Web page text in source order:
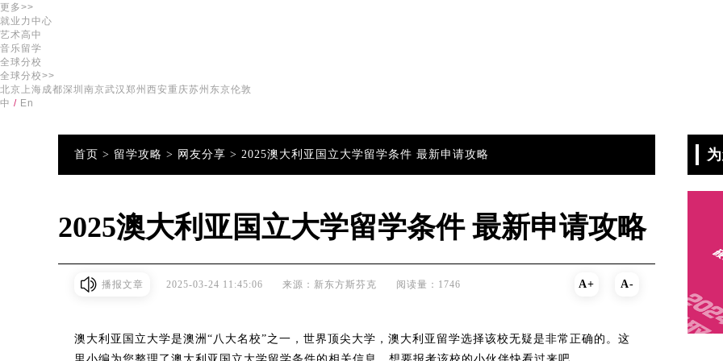
更多>>
就业力中心
艺术高中
音乐留学
全球分校
全球分校>>
北京 上海成都深圳 南京武汉 郑州 西安重庆苏州 东京伦敦
中 / En
首页 > 留学攻略 > 网友分享 > 2025澳大利亚国立大学留学条件 最新申请攻略
2025澳大利亚国立大学留学条件 最新申请攻略
播报文章 2025-03-24 11:45:06 来源：新东方斯芬克 阅读量：1746 A+ A-
澳大利亚国立大学是澳洲“八大名校”之一，世界顶尖大学，澳大利亚留学选择该校无疑是非常正确的。这